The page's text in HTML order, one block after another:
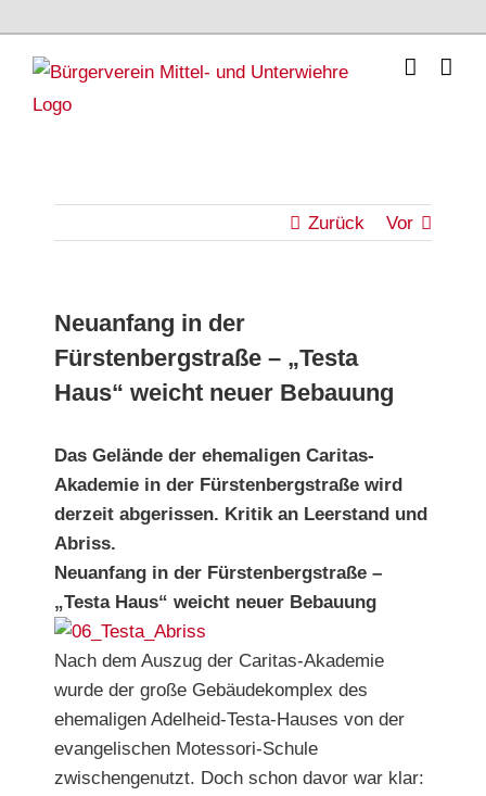
content
Zurück Vor
Neuanfang in der
Fürstenbergstraße – „Testa
Haus“ weicht neuer Bebauung
Das Gelände der ehemaligen Caritas-
Akademie in der Fürstenbergstraße wird
derzeit abgerissen. Kritik an Leerstand und
Abriss.
Neuanfang in der Fürstenbergstraße –
„Testa Haus“ weicht neuer Bebauung
Nach dem Auszug der Caritas-Akademie
wurde der große Gebäudekomplex des
ehemaligen Adelheid-Testa-Hauses von der
evangelischen Motessori-Schule
zwischengenutzt. Doch schon davor war klar: